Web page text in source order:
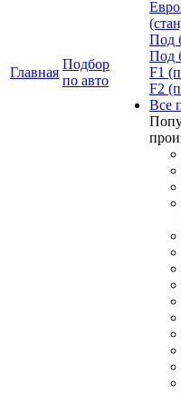
Главная
Подбор
по авто
Под
Под
F1
F2
Все